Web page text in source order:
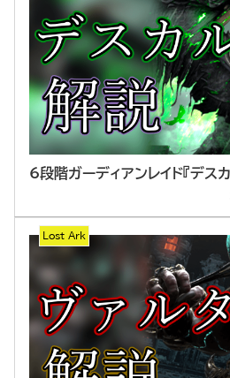
6段階ガーディアンレイド『デス
Lost Ark